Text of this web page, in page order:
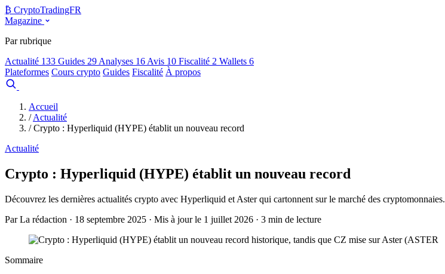
₿ CryptoTradingFR
Magazine
Par rubrique
Actualité 133 Guides 29 Analyses 16 Avis 10 Fiscalité 2 Wallets 6
Plateformes Cours crypto Guides Fiscalité À propos
Accueil
/ Actualité
/ Crypto : Hyperliquid (HYPE) établit un nouveau record
Actualité
Crypto : Hyperliquid (HYPE) établit un nouveau record
Découvrez les dernières actualités crypto avec Hyperliquid et Aster qui cartonnent sur le marché des cryptomonnaies.
Par La rédaction · 18 septembre 2025 · Mis à jour le 1 juillet 2026 · 3 min de lecture
Sommaire